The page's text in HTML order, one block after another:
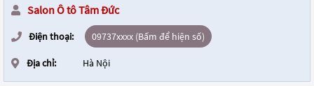
Salon Ô tô Tâm Đức
Điện thoại: 09737xxxx (Bấm để hiện số)
Địa chỉ: Hà Nội